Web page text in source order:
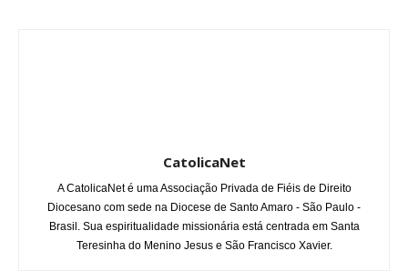
CatolicaNet
A CatolicaNet é uma Associação Privada de Fiéis de Direito
Diocesano com sede na Diocese de Santo Amaro - São Paulo -
Brasil. Sua espiritualidade missionária está centrada em Santa
Teresinha do Menino Jesus e São Francisco Xavier.